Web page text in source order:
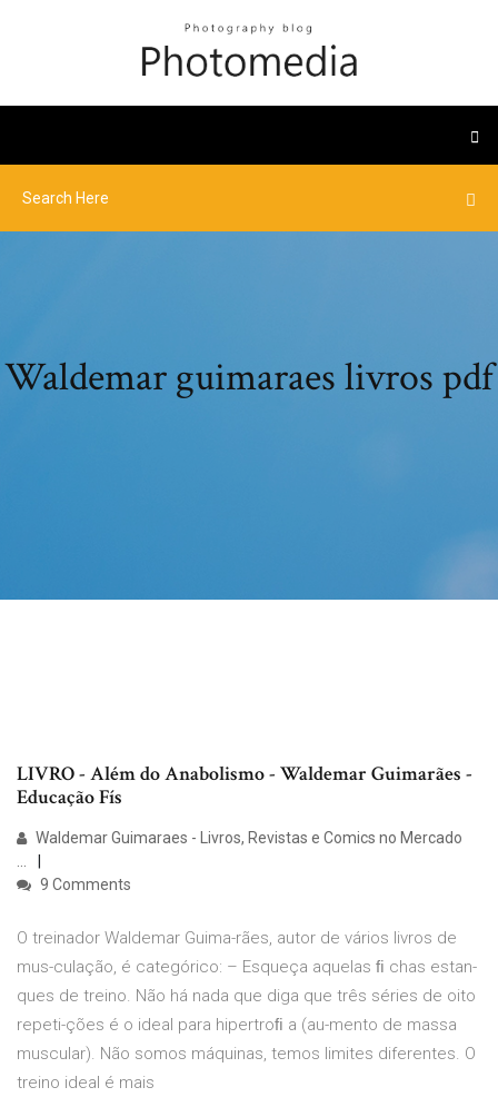
Waldemar guimaraes livros pdf
LIVRO - Além do Anabolismo - Waldemar Guimarães -
Educação Fís
Waldemar Guimaraes - Livros, Revistas e Comics no Mercado
...
9 Comments
O treinador Waldemar Guima-rães, autor de vários livros de
mus-culação, é categórico: – Esqueça aquelas ﬁ chas estan-
ques de treino. Não há nada que diga que três séries de oito
repeti-ções é o ideal para hipertroﬁ a (au-mento de massa
muscular). Não somos máquinas, temos limites diferentes. O
treino ideal é mais